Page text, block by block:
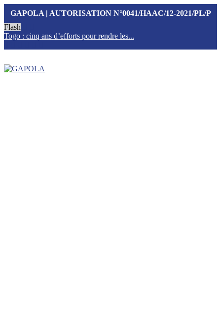
GAPOLA | AUTORISATION N°0041/HAAC/12-2021/PL/P
Flash
Togo : cinq ans d’efforts pour rendre les...